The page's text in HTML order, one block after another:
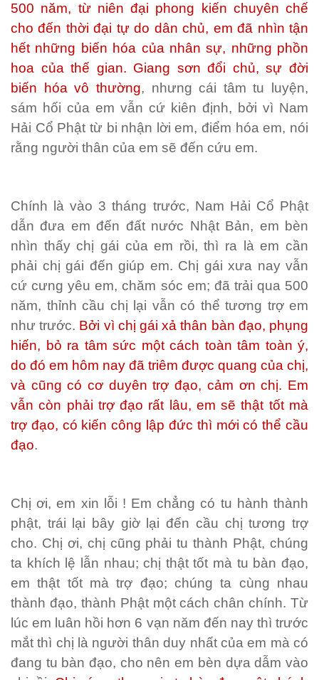
500 năm, từ niên đại phong kiến chuyên chế
cho đến thời đại tự do dân chủ, em đã nhìn tận
hết những biến hóa của nhân sự, những phồn
hoa của thế gian. Giang sơn đổi chủ, sự đời
biến hóa vô thường, nhưng cái tâm tu luyện,
sám hối của em vẫn cứ kiên định, bởi vì Nam
Hải Cổ Phật từ bi nhận lời em, điểm hóa em, nói
rằng người thân của em sẽ đến cứu em.
Chính là vào 3 tháng trước, Nam Hải Cổ Phật
dẫn đưa em đến đất nước Nhật Bản, em bèn
nhìn thấy chị gái của em rồi, thì ra là em cần
phải chị gái đến giúp em. Chị gái xưa nay vẫn
cứ cưng yêu em, chăm sóc em; đã trải qua 500
năm, thỉnh cầu chị lại vẫn có thể tương trợ em
như trước. Bởi vì chị gái xả thân bàn đạo, phụng
hiến, bỏ ra tâm sức một cách toàn tâm toàn ý,
do đó em hôm nay đã triêm được quang của chị,
và cũng có cơ duyên trợ đạo, cảm ơn chị. Em
vẫn còn phải trợ đạo rất lâu, em sẽ thật tốt mà
trợ đạo, có kiến công lập đức thì mới có thể cầu
đạo.
Chị ơi, em xin lỗi ! Em chẳng có tu hành thành
phật, trái lại bây giờ lại đến cầu chị tương trợ
cho. Chị ơi, chị cũng phải tu thành Phật, chúng
ta khích lệ lẫn nhau; chị thật tốt mà tu bàn đạo,
em thật tốt mà trợ đạo; chúng ta cùng nhau
thành đạo, thành Phật một cách chân chính. Từ
lúc em luân hồi hơn 6 vạn năm đến nay thì trước
mắt thì chị là người thân duy nhất của em mà có
đang tu bàn đạo, cho nên em bèn dựa dẫm vào